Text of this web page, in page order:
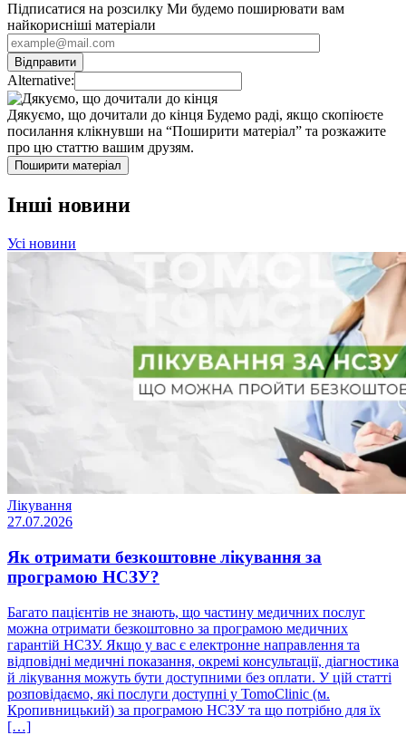
Підписатися на розсилку Ми будемо поширювати вам
найкорисніші матеріали
Alternative:
Дякуємо, що дочитали до кінця Будемо раді, якщо скопіюєте
посилання клікнувши на “Поширити матеріал” та розкажите
про цю статтю вашим друзям.
Поширити матеріал
Інші новини
Усі новини
Лікування
27.07.2026
Як отримати безкоштовне лікування за
програмою НСЗУ?
Багато пацієнтів не знають, що частину медичних послуг
можна отримати безкоштовно за програмою медичних
гарантій НСЗУ. Якщо у вас є електронне направлення та
відповідні медичні показання, окремі консультації, діагностика
й лікування можуть бути доступними без оплати. У цій статті
розповідаємо, які послуги доступні у TomoClinic (м.
Кропивницький) за програмою НСЗУ та що потрібно для їх
[…]